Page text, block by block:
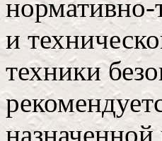
нормативно-
и
техники